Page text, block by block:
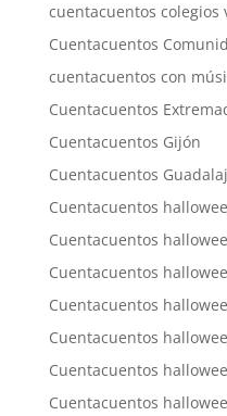
cuentacuentos colegios
Cuentacuentos
cuentacuentos con
Cuentacuentos
Cuentacuentos Gijón
Cuentacuentos
Cuentacuentos
Cuentacuentos
Cuentacuentos
Cuentacuentos
Cuentacuentos
Cuentacuentos
Cuentacuentos